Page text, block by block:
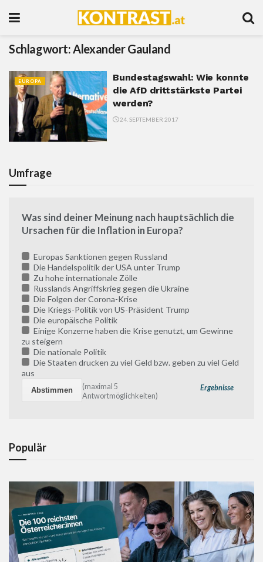
Schlagwort:Alexander Gauland
EUROPA
Bundestagswahl: Wie konnte
die AfD drittstärkste Partei
werden?
24. SEPTEMBER 2017
Umfrage
Was sind deiner Meinung nach hauptsächlich die
Ursachen für die Inflation in Europa?
Europas Sanktionen gegen Russland
Die Handelspolitik der USA unter Trump
Zu hohe internationale Zölle
Russlands Angriffskrieg gegen die Ukraine
Die Folgen der Corona-Krise
Die Kriegs-Politik von US-Präsident Trump
Die europäische Politik
Einige Konzerne haben die Krise genutzt, um Gewinne
zu steigern
Die nationale Politik
Die Staaten drucken zu viel Geld bzw. geben zu viel Geld
aus
Ergebnisse
(maximal 5
Antwortmöglichkeiten)
Populär